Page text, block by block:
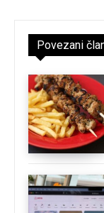
Povezani